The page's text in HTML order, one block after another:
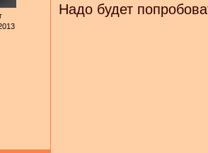
Надо будет